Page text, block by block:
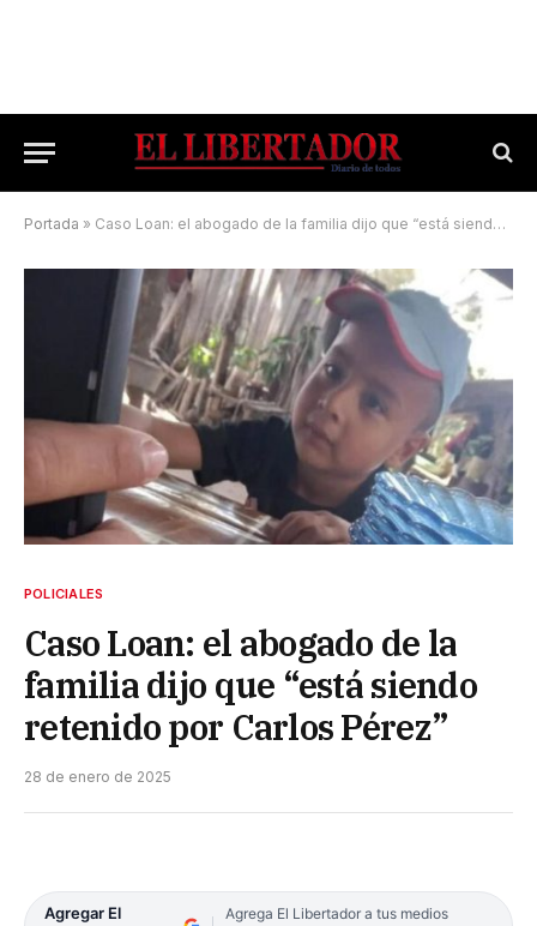
Portada » Caso Loan: el abogado de la familia dijo que “está siendo retenido por Carlos Pérez”
POLICIALES
Caso Loan: el abogado de la
familia dijo que “está siendo
retenido por Carlos Pérez”
28 de enero de 2025
Agregar El
Agrega El Libertador a tus medios